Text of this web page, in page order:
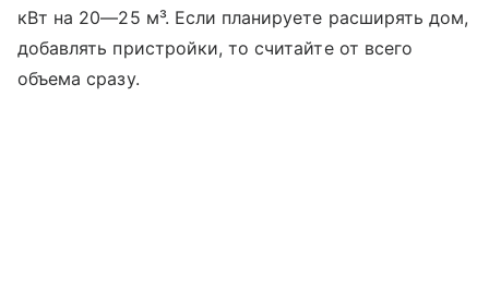
кВт на 20—25 м³. Если планируете расширять дом,
добавлять пристройки, то считайте от всего
объема сразу.